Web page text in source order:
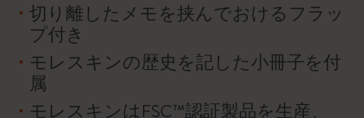
切り離したメモを挟んでおけるフラッ
プ付き
モレスキンの歴史を記した小冊子を付
属
モレスキンはFSC™認証製品を生産、